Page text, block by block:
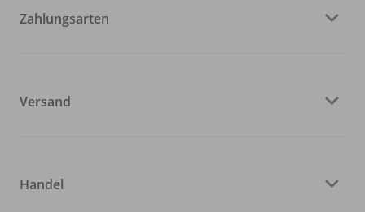
Zahlungsarten
Versand
Handel